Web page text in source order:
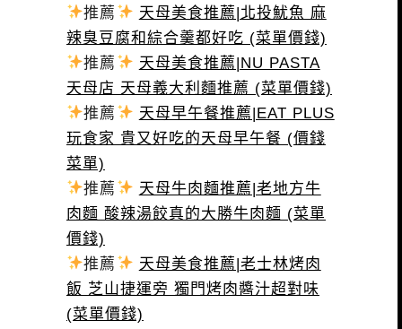
推薦
天母美食推薦|北投魷魚 麻
辣臭豆腐和綜合羹都好吃 (菜單價錢)
推薦
天母美食推薦|NU PASTA
天母店 天母義大利麵推薦 (菜單價錢)
推薦
天母早午餐推薦|EAT PLUS
玩食家 貴又好吃的天母早午餐 (價錢
菜單)
推薦
天母牛肉麵推薦|老地方牛
肉麵 酸辣湯餃真的大勝牛肉麵 (菜單
價錢)
推薦
天母美食推薦|老士林烤肉
飯 芝山捷運旁 獨門烤肉醬汁超對味
(菜單價錢)